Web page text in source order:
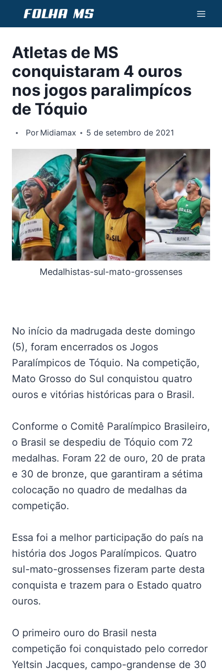
Conteúdo
Atletas de MS
conquistaram 4 ouros
nos jogos paralimpícos
de Tóquio
Por Midiamax 5 de setembro de 2021
Medalhistas-sul-mato-grossenses
No início da madrugada deste domingo
(5), foram encerrados os Jogos
Paralímpicos de Tóquio. Na competição,
Mato Grosso do Sul conquistou quatro
ouros e vitórias históricas para o Brasil.
Conforme o Comitê Paralímpico Brasileiro,
o Brasil se despediu de Tóquio com 72
medalhas. Foram 22 de ouro, 20 de prata
e 30 de bronze, que garantiram a sétima
colocação no quadro de medalhas da
competição.
Essa foi a melhor participação do país na
história dos Jogos Paralímpicos. Quatro
sul-mato-grossenses fizeram parte desta
conquista e trazem para o Estado quatro
ouros.
O primeiro ouro do Brasil nesta
competição foi conquistado pelo corredor
Yeltsin Jacques, campo-grandense de 30